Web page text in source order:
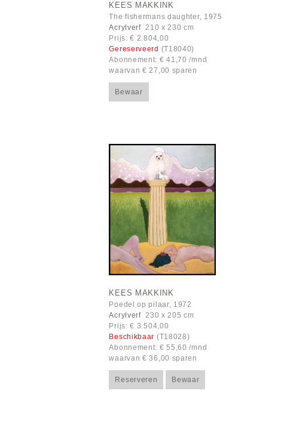
KEES MAKKINK
The fishermans daughter, 1975
Acrylverf210 x 230 cm
Prijs: € 2.804,00
Gereserveerd (T18040)
Abonnement: € 41,70 /mnd
waarvan € 27,00 sparen
Bewaar
KEES MAKKINK
Poedel op pilaar, 1972
Acrylverf230 x 205 cm
Prijs: € 3.504,00
Beschikbaar (T18028)
Abonnement: € 55,60 /mnd
waarvan € 36,00 sparen
Reserveren Bewaar